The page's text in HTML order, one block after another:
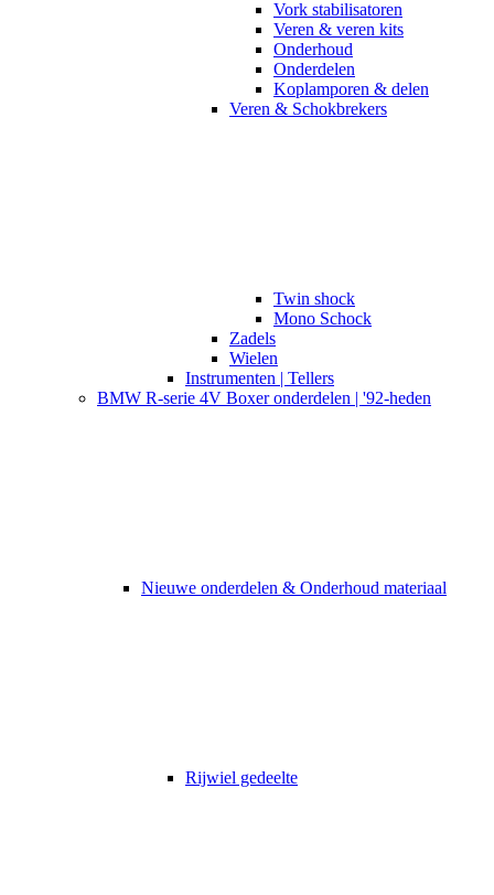
Vork stabilisatoren
Veren & veren kits
Onderhoud
Onderdelen
Koplamporen & delen
Veren & Schokbrekers
Twin shock
Mono Schock
Zadels
Wielen
Instrumenten | Tellers
BMW R-serie 4V Boxer onderdelen | '92-heden
Nieuwe onderdelen & Onderhoud materiaal
Rijwiel gedeelte